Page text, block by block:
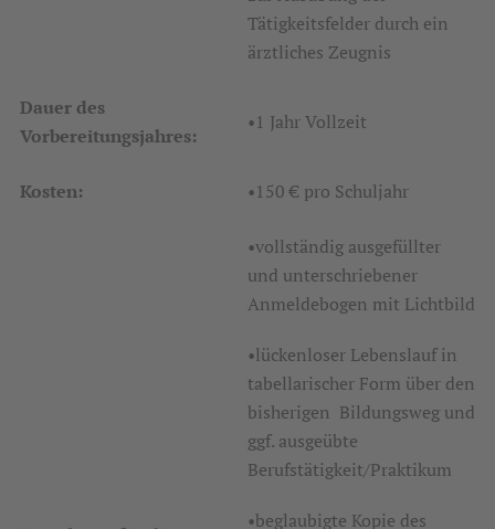
Tätigkeitsfelder durch ein
ärztliches Zeugnis
Dauer des
Vorbereitungsjahres:
•1 Jahr Vollzeit
Kosten: •150 € pro Schuljahr
•vollständig ausgefüllter
und unterschriebener
Anmeldebogen mit Lichtbild
•lückenloser Lebenslauf in
tabellarischer Form über den
bisherigen Bildungsweg und
ggf. ausgeübte
Berufstätigkeit/Praktikum
•beglaubigte Kopie des